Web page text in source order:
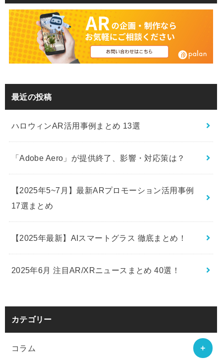
最近の投稿
ハロウィンAR活用事例まとめ 13選
「Adobe Aero」が提供終了、影響・対応策は？
【2025年5~7月】最新ARプロモーション活用事例
17選まとめ
【2025年最新】AIスマートグラス 徹底まとめ！
2025年6月 注目AR/XRニュースまとめ 40選！
カテゴリー
コラム